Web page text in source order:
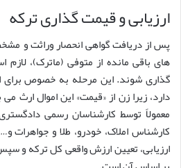
ارزیابی و قیمت گذاری ترکه
پس از دریافت گواهی انحصار وراثت و
های باقی مانده از متوفی (ماترک)، لازم
گذاری شوند. این مرحله به خصوص برای
دارد، زیرا زن از «قیمت» این اموال ارث
معمولاً توسط کارشناسان رسمی
کارشناس املاک، خودرو، طلا و
ارزیابی، تعیین ارزش واقعی کل ترکه و